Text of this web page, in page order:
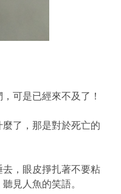
可是已經來不及了！
了，那是對於死亡的
，眼皮掙扎著不要粘
見人魚的笑語。